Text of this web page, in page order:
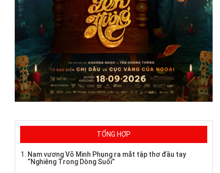
TỔNG HỢP
Nam vương Võ Minh Phụng ra mắt tập thơ đầu tay
“Nghiêng Trong Dòng Suối”